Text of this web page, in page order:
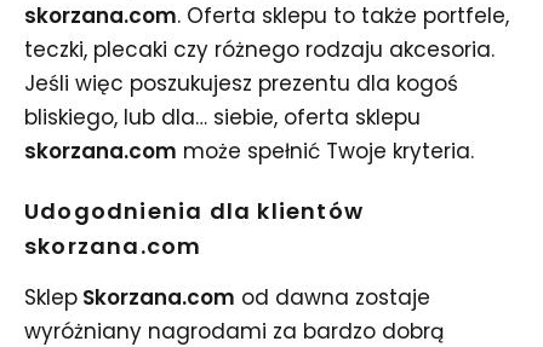
skorzana.com. Oferta sklepu to także portfele,
teczki, plecaki czy różnego rodzaju akcesoria.
Jeśli więc poszukujesz prezentu dla kogoś
bliskiego, lub dla… siebie, oferta sklepu
skorzana.com może spełnić Twoje kryteria.
Udogodnienia dla klientów
skorzana.com
Sklep Skorzana.com od dawna zostaje
wyróżniany nagrodami za bardzo dobrą